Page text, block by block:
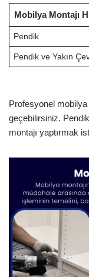
Mobilya Montajı
Pendik
Pendik ve Yakın
Profesyonel
geçebilirsiniz.
montajı yaptırmak